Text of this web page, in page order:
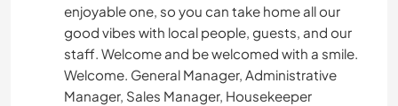
enjoyable one, so you can take home all our
good vibes with local people, guests, and our
staff. Welcome and be welcomed with a smile.
Welcome. General Manager, Administrative
Manager, Sales Manager, Housekeeper